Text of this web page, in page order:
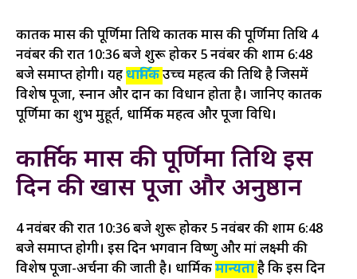
कार्तिक मास की पूर्णिमा तिथि कार्तिक मास की पूर्णिमा तिथि 4
नवंबर की रात 10:36 बजे शुरू होकर 5 नवंबर की शाम 6:48
बजे समाप्त होगी। यहधार्मिकउच्च महत्व की तिथि है जिसमें
विशेष पूजा, स्नान और दान का विधान होता है। जानिए कार्तिक
पूर्णिमा का शुभ मुहूर्त, धार्मिक महत्व और पूजा विधि।
कार्तिक मास की पूर्णिमा तिथि इस
दिन की खास पूजा और अनुष्ठान
4 नवंबर की रात 10:36 बजे शुरू होकर 5 नवंबर की शाम 6:48
बजे समाप्त होगी। इस दिन भगवान विष्णु और मां लक्ष्मी की
विशेष पूजा-अर्चना की जाती है। धार्मिकमान्यताहै कि इस दिन